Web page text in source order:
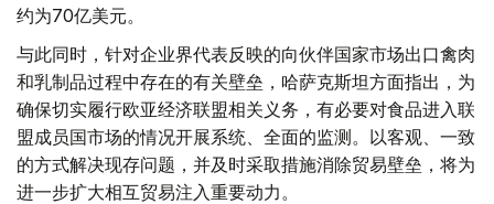
约为70亿美元。
与此同时，针对企业界代表反映的向伙伴国家市场出口禽肉
和乳制品过程中存在的有关壁垒，哈萨克斯坦方面指出，为
确保切实履行欧亚经济联盟相关义务，有必要对食品进入联
盟成员国市场的情况开展系统、全面的监测。以客观、一致
的方式解决现存问题，并及时采取措施消除贸易壁垒，将为
进一步扩大相互贸易注入重要动力。